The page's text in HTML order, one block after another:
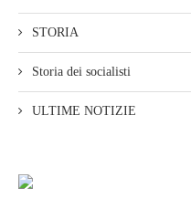
STORIA
Storia dei socialisti
ULTIME NOTIZIE